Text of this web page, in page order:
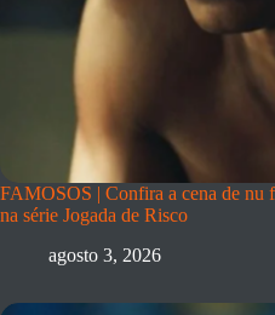
FAMOSOS | Confira a cena de nu
na série Jogada de Risco
agosto 3, 2026